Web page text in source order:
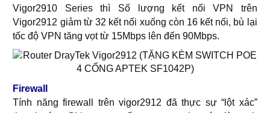
Vigor2910 Series thì Số lượng kết nối VPN trên
Vigor2912 giảm từ 32 kết nối xuống còn 16 kết nối, bù lại
tốc độ VPN tăng vọt từ 15Mbps lên đến 90Mbps.
Firewall
Tính năng firewall trên vigor2912 đã thực sự “lột xác”